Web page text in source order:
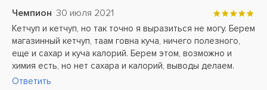
Чемпион 30 июля 2021
Кетчуп и кетчуп, но так точно я выразиться не могу. Берем
магазинный кетчуп, таам говна куча, ничего полезного,
еще и сахар и куча калорий. Берем этом, возможно и
химия есть, но нет сахара и калорий, выводы делаем.
Ответить